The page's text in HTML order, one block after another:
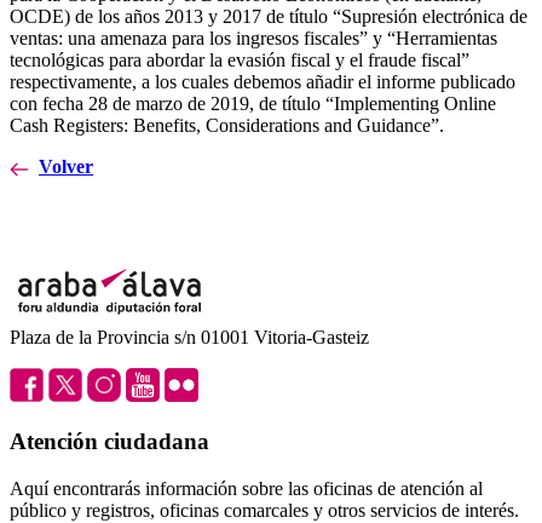
OCDE) de los años 2013 y 2017 de título “Supresión electrónica de
ventas: una amenaza para los ingresos fiscales” y “Herramientas
tecnológicas para abordar la evasión fiscal y el fraude fiscal”
respectivamente, a los cuales debemos añadir el informe publicado
con fecha 28 de marzo de 2019, de título “Implementing Online
Cash Registers: Benefits, Considerations and Guidance”.
Volver
Plaza de la Provincia s/n 01001 Vitoria-Gasteiz
Atención ciudadana
Aquí encontrarás información sobre las oficinas de atención al
público y registros, oficinas comarcales y otros servicios de interés.